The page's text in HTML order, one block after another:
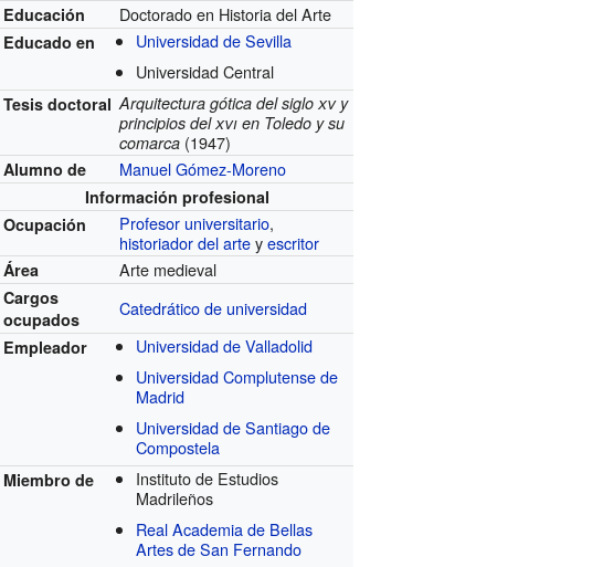
Educación
Doctorado en Historia del Arte
Educado en
Universidad de Sevilla
Universidad Central
Tesis doctoral Arquitectura gótica del sigloxvy
principios delxvi en Toledo y su
comarca (1947)
Alumno de Manuel Gómez-Moreno
Información profesional
Ocupación
Profesor universitario,
historiador del arteyescritor
Área Arte medieval
Cargos
ocupados
Catedrático de universidad
Empleador
Universidad de Valladolid
Universidad Complutense de
Madrid
Universidad de Santiago de
Compostela
Miembro de
Instituto de Estudios
Madrileños
Real Academia de Bellas
Artes de San Fernando